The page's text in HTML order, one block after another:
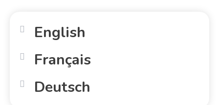
English
Français
Deutsch